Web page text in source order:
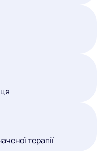
терапії